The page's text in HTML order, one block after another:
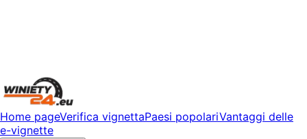
Home pageVerifica vignettaPaesi popolariVantaggi delle
e-vignette